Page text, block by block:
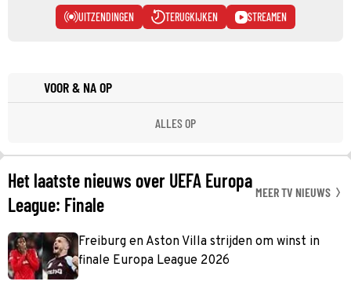
UITZENDINGEN TERUGKIJKEN STREAMEN
VOOR & NA OP
ALLES OP
Het laatste nieuws over UEFA Europa
League: Finale
MEER TV NIEUWS
Freiburg en Aston Villa strijden om winst in
finale Europa League 2026